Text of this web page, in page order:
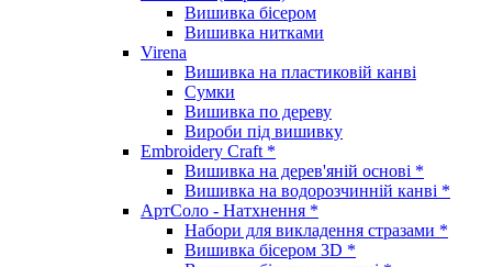
Вишивка бісером
Вишивка нитками
Virena
Вишивка на пластиковій канві
Сумки
Вишивка по дереву
Вироби під вишивку
Embroidery Craft *
Вишивка на дерев'яній основі *
Вишивка на водорозчинній канві *
АртСоло - Натхнення *
Набори для викладення стразами *
Вишивка бісером 3D *